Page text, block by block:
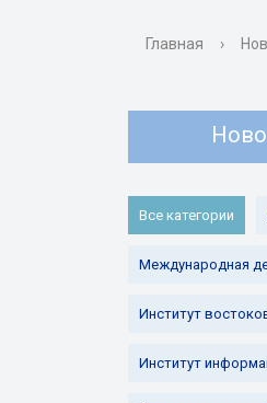
Главная ›
Все категории
Международная
Институт
Институт